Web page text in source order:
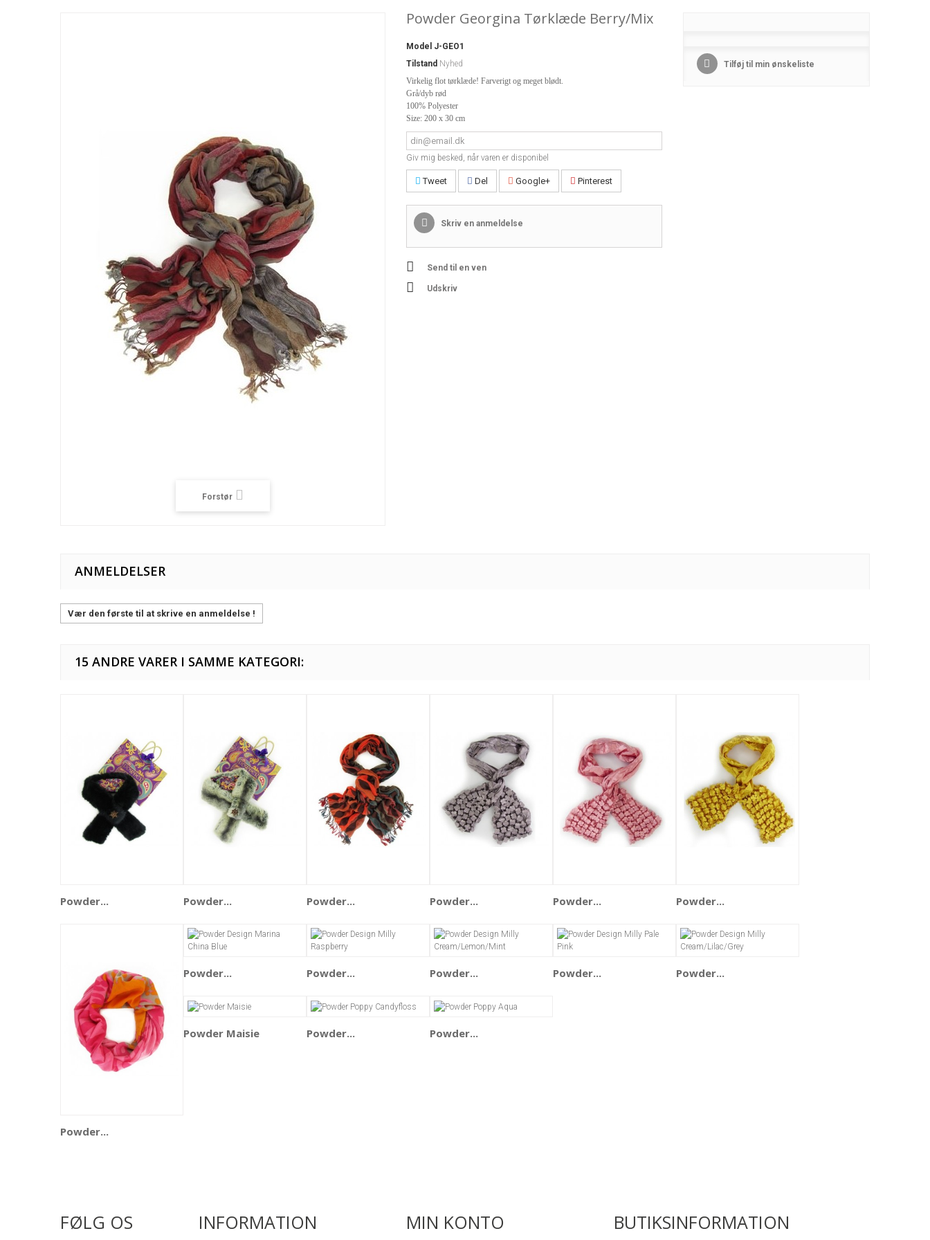
Forstør
Powder Georgina Tørklæde Berry/Mix
Model J-GEO1
Tilstand Nyhed
Virkelig flot tørklæde! Farverigt og meget blødt.
Grå/dyb rød
100% Polyester
Size: 200 x 30 cm
Giv mig besked, når varen er disponibel
Tweet Del Google+ Pinterest
Skriv en anmeldelse
Send til en ven
Udskriv
Tilføj til min ønskeliste
ANMELDELSER
Vær den første til at skrive en anmeldelse !
15 ANDRE VARER I SAMME KATEGORI:
Powder... Powder... Powder... Powder... Powder... Powder...
Powder...
Powder... Powder... Powder... Powder... Powder...
Powder Maisie Powder... Powder...
FØLG OS INFORMATION MIN KONTO BUTIKSINFORMATION